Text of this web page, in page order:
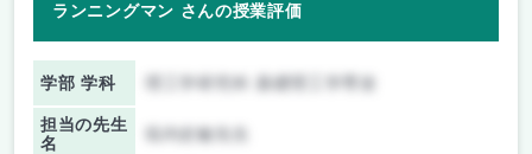
ランニングマン さんの授業評価
学部 学科
担当の先生
名
垣内史敏先生